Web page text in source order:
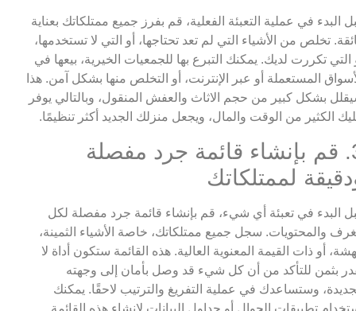
البدء في عملية التعبئة الفعلية، قم بفرز جميع ممتلكاتك بعناية
تخلص من الأشياء التي لم تعد تحتاجها، أو التي لا تستخدمها،
التي تكررت لديك. يمكنك التبرع بها للجمعيات الخيرية، بيعها في
المستعملة أو عبر الإنترنت، أو التخلص منها بشكل آمن. هذا
بشكل كبير من حجم الاثاث والعفش المنقول، وبالتالي يوفر
الكثير من الوقت والمال، ويجعل منزلك الجديد أكثر تنظيمًا.
3. قم بإنشاء قائمة جرد مفصلة
لممتلكاتك
البدء في تعبئة أي شيء، قم بإنشاء قائمة جرد مفصلة لكل
والمحتويات. سجل جميع ممتلكاتك، خاصة الأشياء الثمينة،
أو ذات القيمة المعنوية العالية. هذه القائمة ستكون أداة لا
بثمن للتأكد من أن كل شيء قد وصل بأمان إلى وجهته
وستساعدك في عملية التفريغ والترتيب لاحقًا. يمكنك
تطبيقات الجوال أو جداول البيانات لإنشاء هذه القائمة.